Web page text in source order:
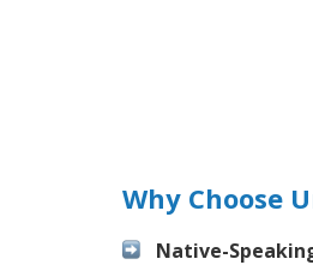
Why Choose
Native-